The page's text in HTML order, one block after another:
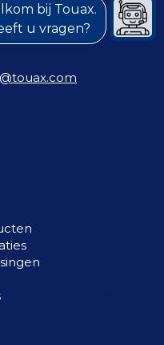
bij Touax.
u vragen?